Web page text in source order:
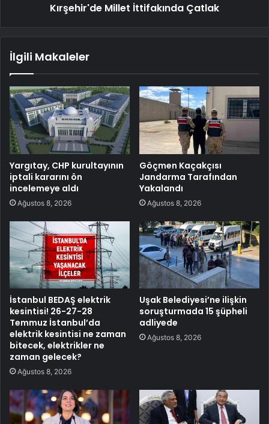
Kırşehir'de Millet İttifakında Çatlak
İlgili Makaleler
Yargıtay, CHP kurultayının
iptali kararını ön
incelemeye aldı
Ağustos 8, 2026
Göçmen Kaçakçısı
Jandarma Tarafından
Yakalandı
Ağustos 8, 2026
İstanbul BEDAŞ elektrik
kesintisi! 26-27-28
Temmuz İstanbul’da
elektrik kesintisi ne zaman
bitecek, elektrikler ne
zaman gelecek?
Ağustos 8, 2026
Uşak Belediyesi’ne ilişkin
soruşturmada 15 şüpheli
adliyede
Ağustos 8, 2026